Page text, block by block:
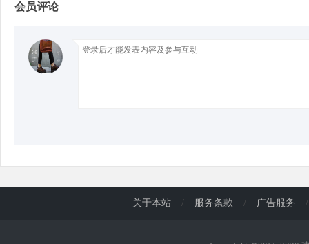
会员评论
关于本站 / 服务条款 / 广告服务 /